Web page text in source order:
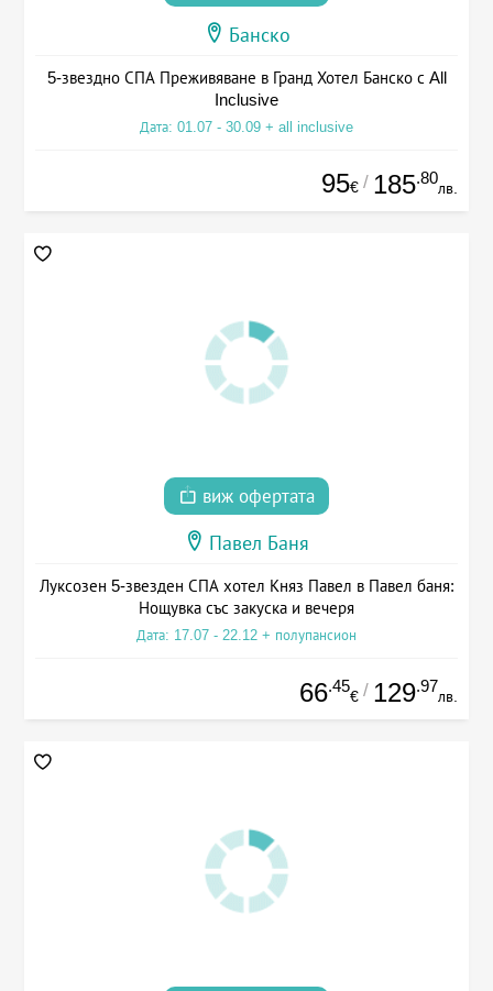
Банско
5-звездно СПА Преживяване в Гранд Хотел Банско с All
Inclusive
Дата: 01.07 - 30.09 + all inclusive
95€ / 185.80
лв.
виж офертата
Павел Баня
Луксозен 5-звезден СПА хотел Княз Павел в Павел баня:
Нощувка със закуска и вечеря
Дата: 17.07 - 22.12 + полупансион
66.45
€ / 129.97
лв.